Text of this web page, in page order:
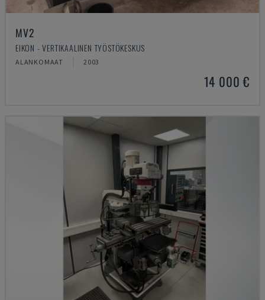
MV2
EIKON - VERTIKAALINEN TYÖSTÖKESKUS
ALANKOMAAT 2003
14 000 €